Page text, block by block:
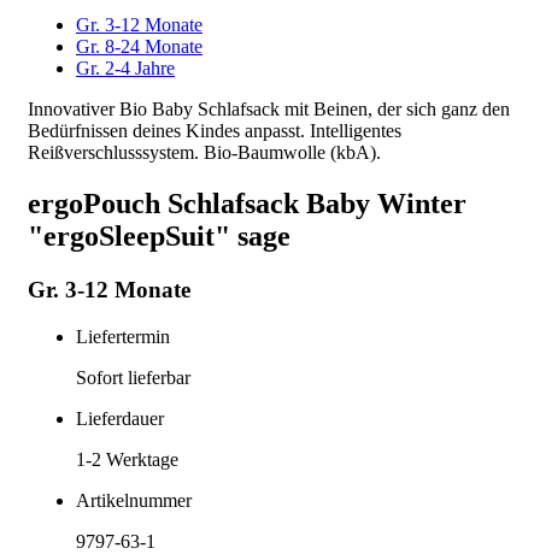
Gr. 3-12 Monate
Gr. 8-24 Monate
Gr. 2-4 Jahre
Innovativer Bio Baby Schlafsack mit Beinen, der sich ganz den
Bedürfnissen deines Kindes anpasst. Intelligentes
Reißverschlusssystem. Bio-Baumwolle (kbA).
ergoPouch Schlafsack Baby Winter
"ergoSleepSuit" sage
Gr. 3-12 Monate
Liefertermin
Sofort lieferbar
Lieferdauer
1-2 Werktage
Artikelnummer
9797-63-1